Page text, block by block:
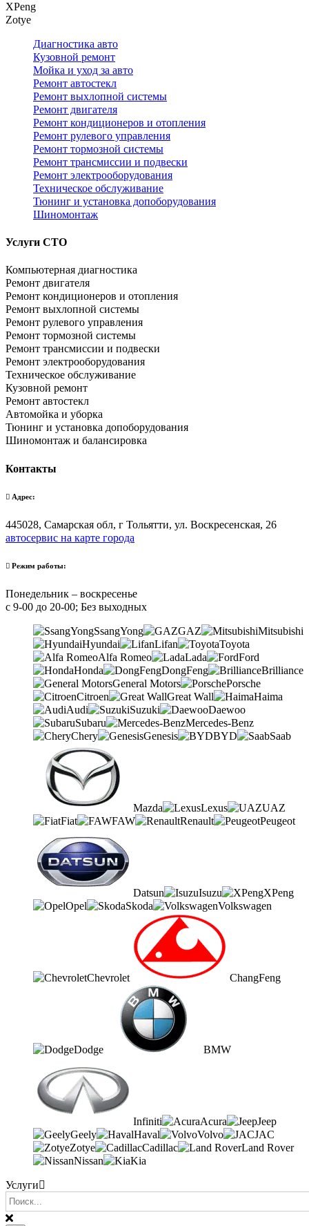
XPeng
Zotye
Диагностика авто
Кузовной ремонт
Мойка и уход за авто
Ремонт автостекл
Ремонт выхлопной системы
Ремонт двигателя
Ремонт кондиционеров и отопления
Ремонт рулевого управления
Ремонт тормозной системы
Ремонт трансмиссии и подвески
Ремонт электрооборудования
Техническое обслуживание
Тюнинг и установка допоборудования
Шиномонтаж
Услуги СТО
Компьютерная диагностика
Ремонт двигателя
Ремонт кондиционеров и отопления
Ремонт выхлопной системы
Ремонт рулевого управления
Ремонт тормозной системы
Ремонт трансмиссии и подвески
Ремонт электрооборудования
Техническое обслуживание
Кузовной ремонт
Ремонт автостекл
Автомойка и уборка
Тюнинг и установка допоборудования
Шиномонтаж и балансировка
Контакты
Адрес:
445028, Самарская обл, г Тольятти, ул. Воскресенская, 26
автосервис на карте города
Режим работы:
Понедельник – воскресенье
с 9-00 до 20-00; Без выходных
SsangYong GAZ
Mitsubishi
Hyundai
Lifan
Toyota
Alfa Romeo
Lada
Ford
Honda
DongFeng
Brilliance
General Motors
Porsche
Citroen
Great Wall
Haima
Audi
Suzuki
Daewoo
Subaru
Mercedes-Benz
Chery
Genesis BYD Saab
Mazda Lexus
UAZ
Fiat
FAW Renault Peugeot
Datsun Isuzu
XPeng
Opel
Skoda Volkswagen
Chevrolet ChangFeng
Dodge BMW
Infiniti Acura
Jeep
Geely
Haval Volvo
JAC
Zotye
Cadillac
Land Rover
Nissan
Kia
Услуги